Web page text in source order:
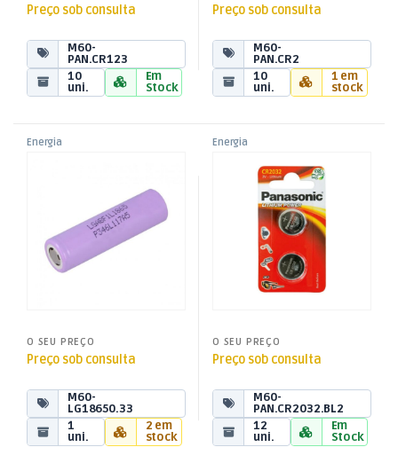
Preço sob consulta
M60-
PAN.CR123
10
uni.
Em
Stock
Preço sob consulta
M60-
PAN.CR2
10
uni.
1 em
stock
Energia
O SEU PREÇO
Preço sob consulta
M60-
LG18650.33
1
uni.
2 em
stock
Energia
Pilhas de Litium
O SEU PREÇO
Preço sob consulta
M60-
PAN.CR2032.BL2
12
uni.
Em
Stock